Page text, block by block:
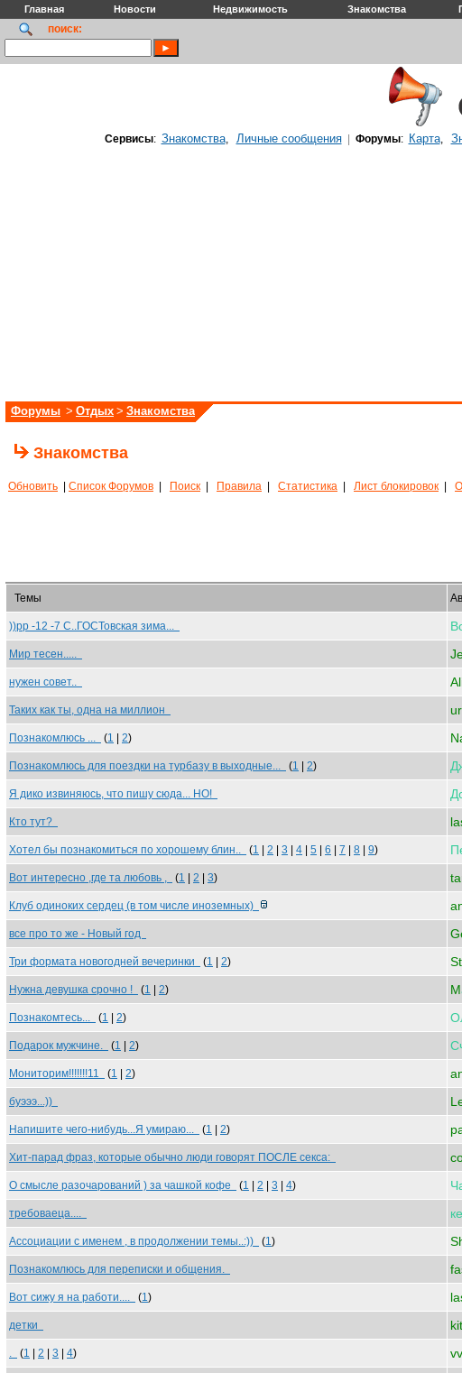
Главная Новости Недвижимость Знакомства
поиск:
Сервисы: Знакомства, Личные сообщения| Форумы: Карта,
Форумы > Отдых > Знакомства
Знакомства
Обновить Список Форумов Поиск Правила Статистика Лист блокировок
Темы
))рр -12 -7 С..ГОСТовская зима...
Мир тесен.....
нужен совет..
Таких как ты, одна на миллион
Познакомлюсь ... (1 2)
Познакомлюсь для поездки на турбазу в выходные... (1 2)
Я дико извиняюсь, что пишу сюда... НО!
Кто тут?
Хотел бы познакомиться по хорошему блин.. (1 2 3 4 5 6 7 8 9)
Вот интересно ,где та любовь , (1 2 3)
Клуб одиноких сердец (в том числе иноземных)
все про то же - Новый год
Три формата новогодней вечеринки (1 2)
Нужна девушка срочно ! (1 2) M
Познакомтесь... (1 2)
Подарок мужчине. (1 2)
Мониторим!!!!!!!11 (1 2)
буэээ...))
Напишите чего-нибудь...Я умираю... (1 2)
Хит-парад фраз, которые обычно люди говорят ПОСЛЕ секса:
О смысле разочарований ) за чашкой кофе (1 2 3 4)
требоваеца....
Ассоциации с именем , в продолжении темы..:)) (1)
Познакомлюсь для переписки и общения.
Вот сижу я на работи.... (1)
детки
. (1 2 3 4)